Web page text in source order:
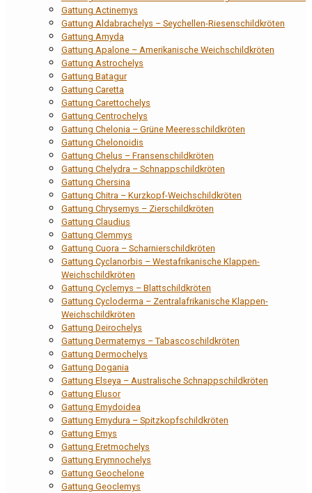
Gattung Actinemys
Gattung Aldabrachelys – Seychellen-Riesenschildkröten
Gattung Amyda
Gattung Apalone – Amerikanische Weichschildkröten
Gattung Astrochelys
Gattung Batagur
Gattung Caretta
Gattung Carettochelys
Gattung Centrochelys
Gattung Chelonia – Grüne Meeresschildkröten
Gattung Chelonoidis
Gattung Chelus – Fransenschildkröten
Gattung Chelydra – Schnappschildkröten
Gattung Chersina
Gattung Chitra – Kurzkopf-Weichschildkröten
Gattung Chrysemys – Zierschildkröten
Gattung Claudius
Gattung Clemmys
Gattung Cuora – Scharnierschildkröten
Gattung Cyclanorbis – Westafrikanische Klappen-
Weichschildkröten
Gattung Cyclemys – Blattschildkröten
Gattung Cycloderma – Zentralafrikanische Klappen-
Weichschildkröten
Gattung Deirochelys
Gattung Dermatemys – Tabascoschildkröten
Gattung Dermochelys
Gattung Dogania
Gattung Elseya – Australische Schnappschildkröten
Gattung Elusor
Gattung Emydoidea
Gattung Emydura – Spitzkopfschildkröten
Gattung Emys
Gattung Eretmochelys
Gattung Erymnochelys
Gattung Geochelone
Gattung Geoclemys